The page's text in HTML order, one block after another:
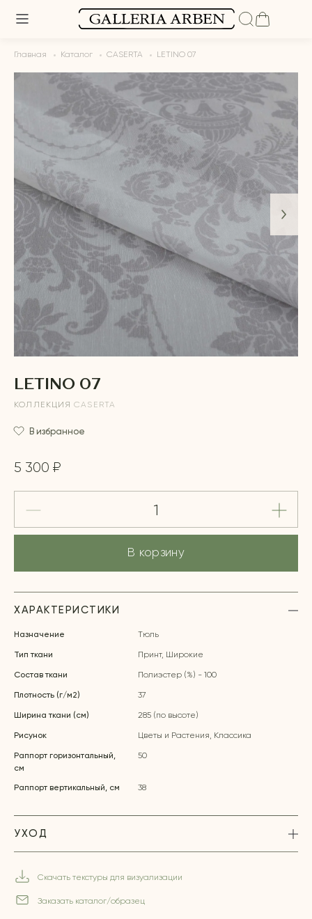
Главная Каталог CASERTA LETINO 07
LETINO 07
КОЛЛЕКЦИЯ CASERTA
В избранное
5 300 ₽
В корзину
ХАРАКТЕРИСТИКИ
Назначение Тюль
Тип ткани Принт, Широкие
Состав ткани Полиэстер (%) - 100
Плотность (г/м2) 37
Ширина ткани (см) 285 (по высоте)
Рисунок Цветы и Растения, Классика
Раппорт горизонтальный,
см
50
Раппорт вертикальный, см 38
УХОД
Скачать текстуры для визуализации
Заказать каталог/образец